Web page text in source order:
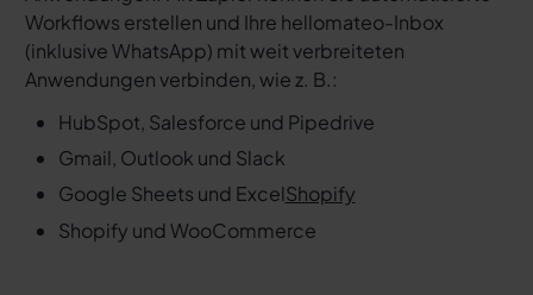
Workflows erstellen und Ihre hellomateo-Inbox
(inklusive WhatsApp) mit weit verbreiteten
Anwendungen verbinden, wie z. B.:
HubSpot, Salesforce und Pipedrive
Gmail, Outlook und Slack
Google Sheets und ExcelShopify
Shopify und WooCommerce